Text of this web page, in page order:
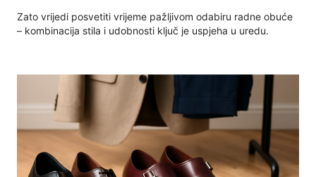
Zato vrijedi posvetiti vrijeme pažljivom odabiru radne obuće
– kombinacija stila i udobnosti ključ je uspjeha u uredu.